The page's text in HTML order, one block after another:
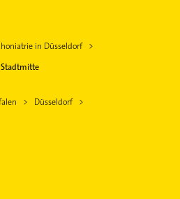
in Düsseldorf
Düsseldorf